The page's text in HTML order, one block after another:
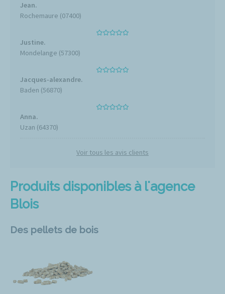
Produits disponibles à l'agence
Blois
Des pellets de bois
Jean.
Rochemaure (07400)
Justine.
Mondelange (57300)
Jacques-alexandre.
Baden (56870)
Anna.
Uzan (64370)
Voir tous les avis clients